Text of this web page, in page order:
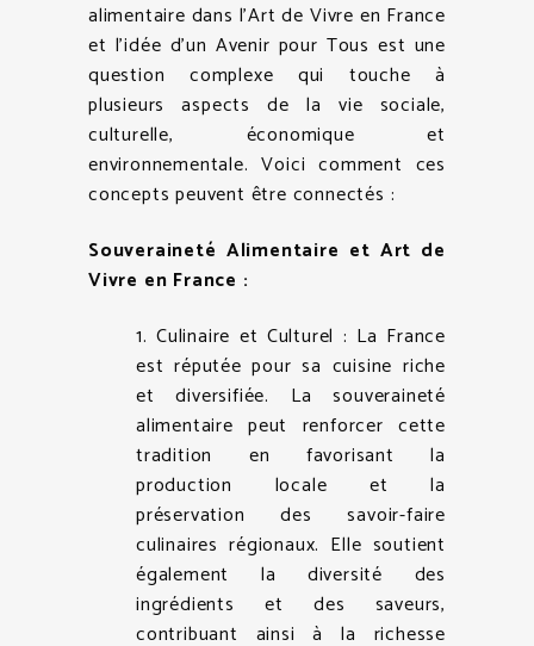
alimentaire dans l’Art de Vivre en France
et l’idée d’un Avenir pour Tous est une
question complexe qui touche à
plusieurs aspects de la vie sociale,
culturelle, économique et
environnementale. Voici comment ces
concepts peuvent être connectés :
Souveraineté Alimentaire et Art de
Vivre en France :
1. Culinaire et Culturel : La France
est réputée pour sa cuisine riche
et diversifiée. La souveraineté
alimentaire peut renforcer cette
tradition en favorisant la
production locale et la
préservation des savoir-faire
culinaires régionaux. Elle soutient
également la diversité des
ingrédients et des saveurs,
contribuant ainsi à la richesse